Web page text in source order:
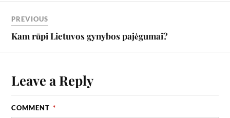
PREVIOUS
Kam rūpi Lietuvos gynybos pajėgumai?
Leave a Reply
COMMENT *